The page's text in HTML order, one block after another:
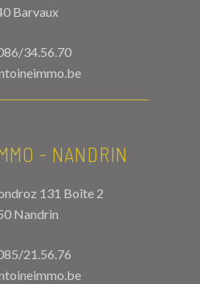
Barvaux
34.56.70
- NANDRIN
131 Boîte 2
Nandrin
21.56.76